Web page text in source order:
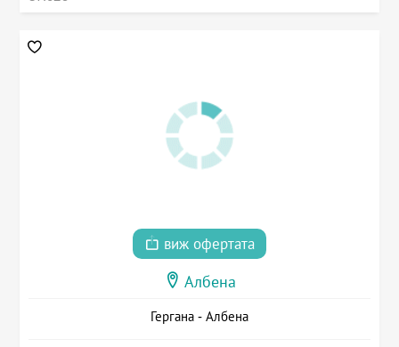
виж офертата
Албена
Гергана - Албена